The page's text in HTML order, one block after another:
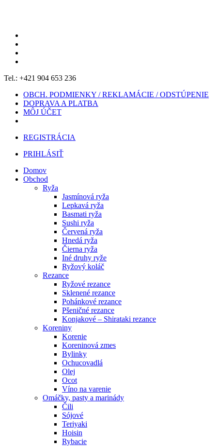
Tel.: +421 904 653 236
OBCH. PODMIENKY / REKLAMÁCIE / ODSTÚPENIE
DOPRAVA A PLATBA
MÔJ ÚČET
REGISTRÁCIA
PRIHLÁSIŤ
Domov
Obchod
Ryža
Jasmínová ryža
Lepkavá ryža
Basmati ryža
Sushi ryža
Červená ryža
Hnedá ryža
Čierna ryža
Iné druhy ryže
Ryžový koláč
Rezance
Ryžové rezance
Sklenené rezance
Pohánkové rezance
Pšeničné rezance
Konjakové – Shirataki rezance
Koreniny
Korenie
Koreninová zmes
Bylinky
Ochucovadlá
Olej
Ocot
Víno na varenie
Omáčky, pasty a marinády
Čili
Sójové
Teriyaki
Hoisin
Rybacie